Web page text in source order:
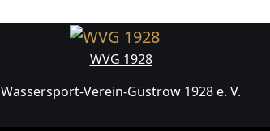
WVG 1928
Wassersport-Verein-Güstrow 1928 e. V.